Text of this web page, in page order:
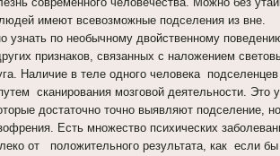
имеют всевозможные подселения из вне.
по необычному двойственному
признаков, связанных с наложением
Наличие в теле одного человека подселенцев
сканирования мозговой деятельности. Это
достаточно точно выявляют подселение, но
Есть множество психических
от положительного результата, как если бы